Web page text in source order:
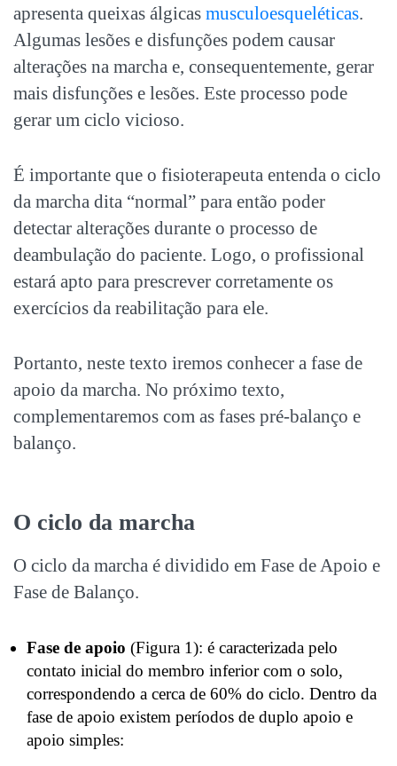
apresenta queixas álgicas musculoesqueléticas.
Algumas lesões e disfunções podem causar
alterações na marcha e, consequentemente, gerar
mais disfunções e lesões. Este processo pode
gerar um ciclo vicioso.
É importante que o fisioterapeuta entenda o ciclo
da marcha dita “normal” para então poder
detectar alterações durante o processo de
deambulação do paciente. Logo, o profissional
estará apto para prescrever corretamente os
exercícios da reabilitação para ele.
Portanto, neste texto iremos conhecer a fase de
apoio da marcha. No próximo texto,
complementaremos com as fases pré-balanço e
balanço.
O ciclo da marcha
O ciclo da marcha é dividido em Fase de Apoio e
Fase de Balanço.
Fase de apoio (Figura 1): é caracterizada pelo
contato inicial do membro inferior com o solo,
correspondendo a cerca de 60% do ciclo. Dentro da
fase de apoio existem períodos de duplo apoio e
apoio simples: